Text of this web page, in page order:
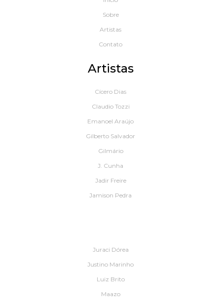
Sobre
Artistas
Contato
Artistas
Cícero Dias
Claudio Tozzi
Emanoel Araújo
Gilberto Salvador
Gilmário
J. Cunha
Jadir Freire
Jamison Pedra
Juraci Dórea
Justino Marinho
Luiz Brito
Maazo